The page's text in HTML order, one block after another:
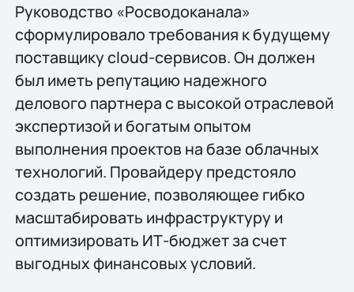
Руководство «Росводоканала»
сформулировало требования к будущему
поставщику cloud-сервисов. Он должен
был иметь репутацию надежного
делового партнера с высокой отраслевой
экспертизой и богатым опытом
выполнения проектов на базе облачных
технологий. Провайдеру предстояло
создать решение, позволяющее гибко
масштабировать инфраструктуру и
оптимизировать ИТ-бюджет за счет
выгодных финансовых условий.